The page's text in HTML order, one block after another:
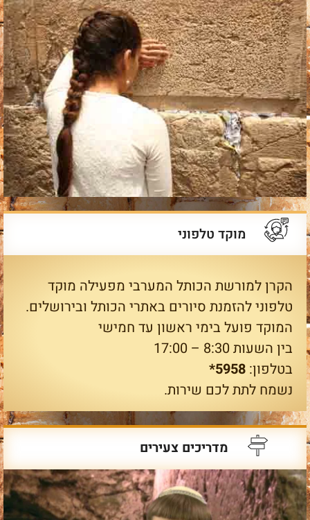
מוקד טלפוני
הקרן למורשת הכותל המערבי מפעילה מוקד
טלפוני להזמנת סיורים באתרי הכותל ובירושלים.
המוקד פועל בימי ראשון עד חמישי
בין השעות 8:30 – 17:00
בטלפון: 5958*
נשמח לתת לכם שירות.
מדריכים צעירים